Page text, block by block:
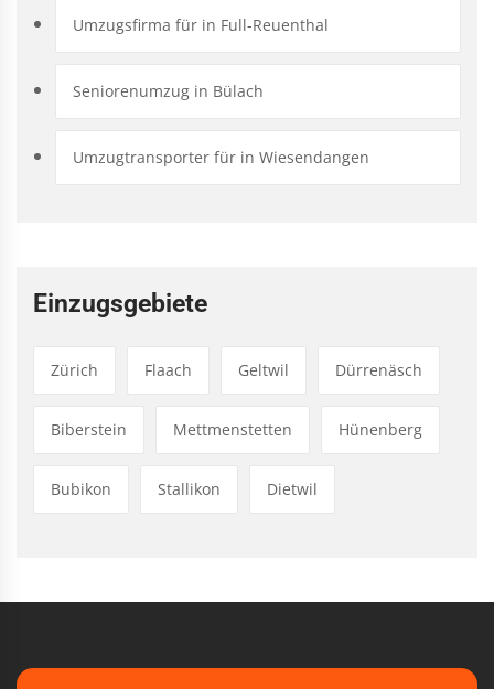
Umzugsfirma für in Full-Reuenthal
Seniorenumzug in Bülach
Umzugtransporter für in Wiesendangen
Einzugsgebiete
Zürich Flaach Geltwil Dürrenäsch
Biberstein Mettmenstetten Hünenberg
Bubikon Stallikon Dietwil